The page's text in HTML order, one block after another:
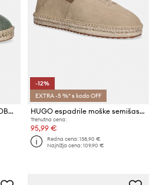
Fly London espadrile moške OBAN578FLY
-12%
EXTRA -5 %* s kodo OFF
HUGO espadrile moške semišaste Sannes
Trenutna cena:
95,99 €
Redna cena:138,90 €
Najnižja cena:109,90 €